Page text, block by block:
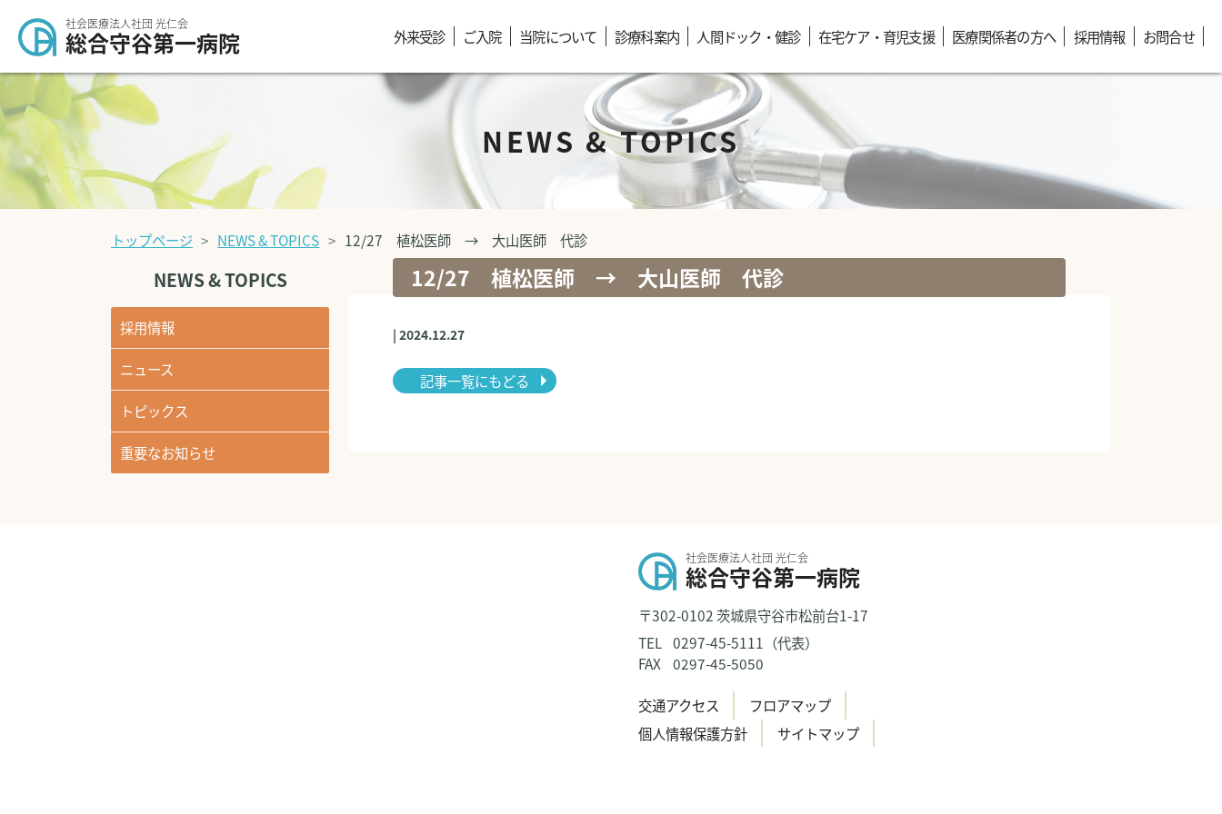
社会医療法人社団 光仁会
総合守谷第一病院 外来受診 ご入院 当院について 診療科案内 人間ドック・健診 在宅ケア・育児支援 医療関係者の方へ 採用情報 お問合せ
NEWS & TOPICS
トップページ NEWS & TOPICS 12/27 植松医師 → 大山医師 代診
12/27 植松医師 → 大山医師 代診
| 2024.12.27
記事一覧にもどる
NEWS & TOPICS
採用情報
ニュース
トピックス
重要なお知らせ
社会医療法人社団 光仁会
総合守谷第一病院
〒302-0102 茨城県守谷市松前台1-17
TEL 0297-45-5111（代表）
FAX
0297-45-5050
交通アクセス
フロアマップ
個人情報保護方針
サイトマップ